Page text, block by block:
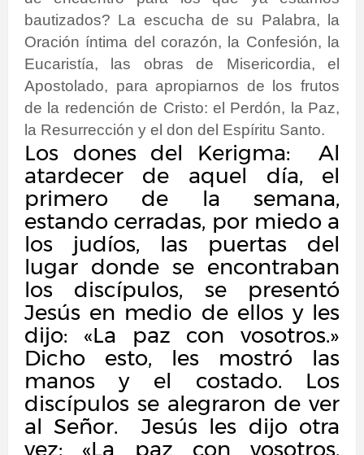
bautizados? La escucha de su Palabra, la
Oración íntima del corazón, la Confesión, la
Eucaristía, las obras de Misericordia, el
Apostolado, para apropiarnos de los frutos
de la redención de Cristo: el Perdón, la Paz,
la Resurrección y el don del Espíritu Santo.
Los dones del Kerigma:
Al
atardecer de aquel día, el
primero de la semana,
estando cerradas, por miedo a
los judíos, las puertas del
lugar donde se encontraban
los discípulos, se presentó
Jesús en medio de ellos y les
dijo: «La paz con vosotros.»
Dicho esto, les mostró las
manos y el costado. Los
discípulos se alegraron de ver
al Señor.
Jesús les dijo otra
vez: «La paz con vosotros.